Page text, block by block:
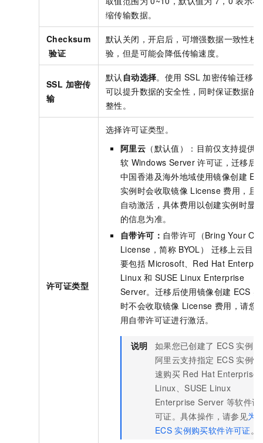
缩传输数据。
Checksum
验证
默认关闭，开启后，可增强数据一致性校
验，但是可能会降低传输速度。
SSL 加密传
输
默认 自动选择。使用 SSL 加密传输迁移
可以提升数据的安全性，同时保证数据的
整性。
许可证类型
选择许可证类型。
阿里云 （默认值）：目前仅支持提供
软 Windows Server 许可证，迁移后
中国香港及海外地域使用镜像创建
实例时会收取镜像 License 费用，且
自动激活，具体费用以创建实例时显
的信息为准。
自带许可 ： 自带许可（Bring Your
License，简称 BYOL） 迁移上云目
要包括 Microsoft、Red Hat
Linux 和 SUSE Linux Enterprise
Server。迁移后使用镜像创建 ECS
时不会收取镜像 License 费用，请您
用自带许可证进行激活。
说明 如果您已创建了 ECS 实例，
阿里云支持指定 ECS 实例快
速购买 Red Hat Enterprise
Linux、SUSE Linux
Enterprise Server 等软件许
可证。具体操作，请参见为
ECS 实例购买软件许可证。